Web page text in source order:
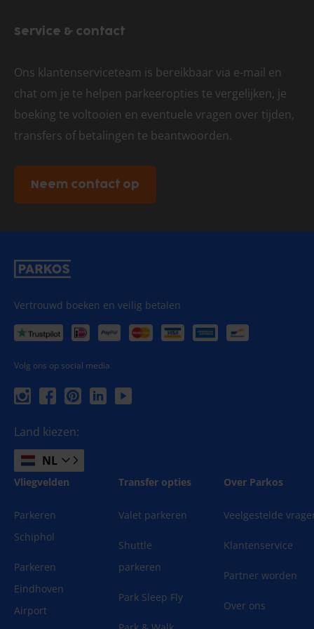
Service & contact
Ons klantenserviceteam is bereikbaar via e-mail en
chat om je te helpen parkeeropties te vergelijken, je
boeking te voltooien en eventuele vragen over tijden,
transfers of betalingen te beantwoorden.
Neem contact op
Vertrouwd boeken en veilig betalen
Volg ons op social media
Land kiezen:
NL
Vliegvelden
Parkeren
Schiphol
Parkeren
Eindhoven
Airport
Transfer opties
Valet parkeren
Shuttle
parkeren
Park Sleep Fly
Over Parkos
Veelgestelde
Klantenservice
Partner worden
Over ons